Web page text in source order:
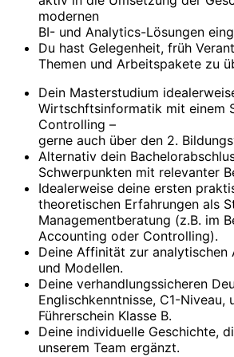
modernen
BI- und Analytics-Lösungen
Du hast Gelegenheit, früh
Themen und Arbeitspakete zu
Dein Masterstudium
Wirtschftsinformatik mit einem
Controlling –
gerne auch über den 2.
Alternativ dein
Schwerpunkten mit relevanter
Idealerweise deine ersten
theoretischen Erfahrungen als
Managementberatung (z.B. im
Accounting oder Controlling).
Deine Affinität zur analytischen
und Modellen.
Deine verhandlungssicheren
Englischkenntnisse, C1-Niveau,
Führerschein Klasse B.
Deine individuelle Geschichte,
unserem Team ergänzt.